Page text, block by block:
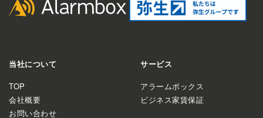
当社について
TOP
会社概要
お問い合わせ
サービス
アラームボックス
ビジネス家賃保証